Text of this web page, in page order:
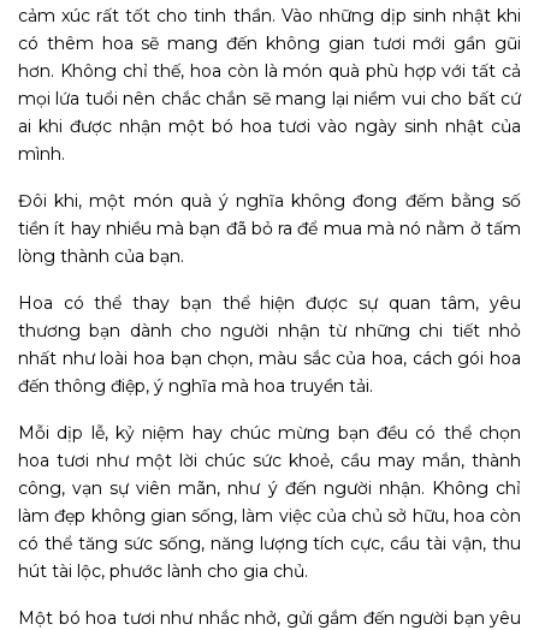
cảm xúc rất tốt cho tinh thần. Vào những dịp sinh nhật khi
có thêm hoa sẽ mang đến không gian tươi mới gần gũi
hơn. Không chỉ thế, hoa còn là món quà phù hợp với tất cả
mọi lứa tuổi nên chắc chắn sẽ mang lại niềm vui cho bất cứ
ai khi được nhận một bó hoa tươi vào ngày sinh nhật của
mình.
Đôi khi, một món quà ý nghĩa không đong đếm bằng số
tiền ít hay nhiều mà bạn đã bỏ ra để mua mà nó nằm ở tấm
lòng thành của bạn.
Hoa có thể thay bạn thể hiện được sự quan tâm, yêu
thương bạn dành cho người nhận từ những chi tiết nhỏ
nhất như loài hoa bạn chọn, màu sắc của hoa, cách gói hoa
đến thông điệp, ý nghĩa mà hoa truyền tải.
Mỗi dịp lễ, kỷ niệm hay chúc mừng bạn đều có thể chọn
hoa tươi như một lời chúc sức khoẻ, cầu may mắn, thành
công, vạn sự viên mãn, như ý đến người nhận. Không chỉ
làm đẹp không gian sống, làm việc của chủ sở hữu, hoa còn
có thể tăng sức sống, năng lượng tích cực, cầu tài vận, thu
hút tài lộc, phước lành cho gia chủ.
Một bó hoa tươi như nhắc nhở, gửi gắm đến người bạn yêu